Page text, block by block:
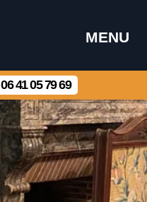
MENU
06 41 05 79 69